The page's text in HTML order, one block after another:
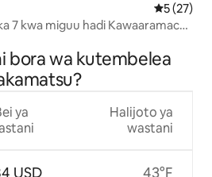
Ukadiriaji
5 (27)
7 kwa miguu hadi Kawaaramachi
| Familia na makundi | Eneo la
vyakula vitamu na matembezi
bora wa kutembelea
ya
USD
Halijoto ya
wastani
43°F